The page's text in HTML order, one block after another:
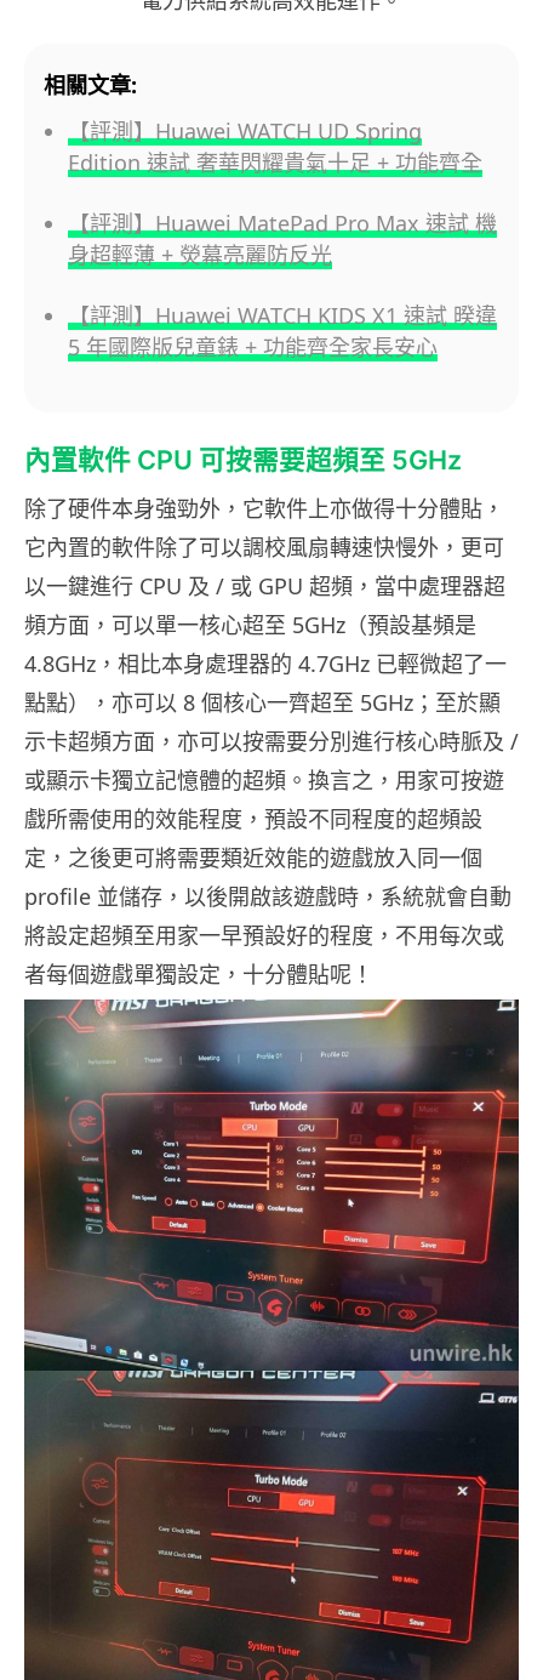
相關文章:
【評測】Huawei WATCH UD Spring
Edition 速試 奢華閃耀貴氣十足 + 功能齊全
【評測】Huawei MatePad Pro Max 速試 機
身超輕薄 + 熒幕亮麗防反光
【評測】Huawei WATCH KIDS X1 速試 暌違
5 年國際版兒童錶 + 功能齊全家長安心
內置軟件 CPU 可按需要超頻至 5GHz
除了硬件本身強勁外，它軟件上亦做得十分體貼，
它內置的軟件除了可以調校風扇轉速快慢外，更可
以一鍵進行 CPU 及 / 或 GPU 超頻，當中處理器超
頻方面，可以單一核心超至 5GHz（預設基頻是
4.8GHz，相比本身處理器的 4.7GHz 已輕微超了一
點點），亦可以 8 個核心一齊超至 5GHz；至於顯
示卡超頻方面，亦可以按需要分別進行核心時脈及 /
或顯示卡獨立記憶體的超頻。換言之，用家可按遊
戲所需使用的效能程度，預設不同程度的超頻設
定，之後更可將需要類近效能的遊戲放入同一個
profile 並儲存，以後開啟該遊戲時，系統就會自動
將設定超頻至用家一早預設好的程度，不用每次或
者每個遊戲單獨設定，十分體貼呢！